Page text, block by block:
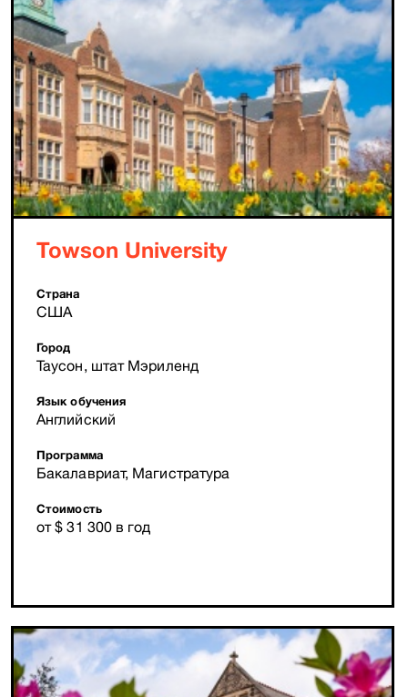
Towson University
Страна
США
Город
Таусон, штат Мэриленд
Язык обучения
Английский
Программа
Бакалавриат, Магистратура
Стоимость
от $ 31 300 в год